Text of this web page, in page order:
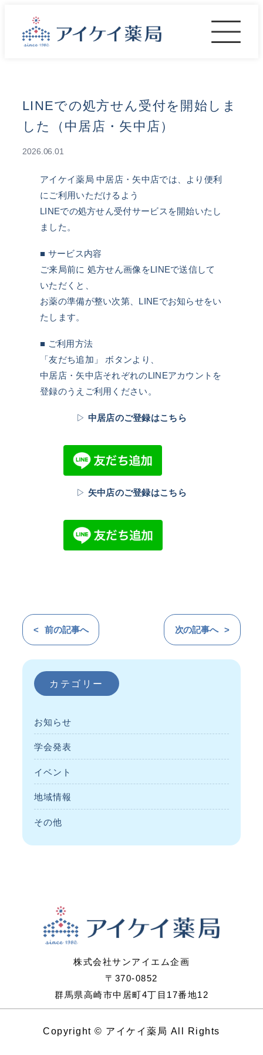
LINEでの処方せん受付を開始しま
した（中居店・矢中店）
2026.06.01
アイケイ薬局 中居店・矢中店では、より便利
にご利用いただけるよう
LINEでの処方せん受付サービスを開始いたし
ました。
■ サービス内容
ご来局前に 処方せん画像をLINEで送信して
いただくと、
お薬の準備が整い次第、LINEでお知らせをい
たします。
■ ご利用方法
「友だち追加」 ボタンより、
中居店・矢中店それぞれのLINEアカウントを
登録のうえご利用ください。
▷ 中居店のご登録はこちら
▷ 矢中店のご登録はこちら
前の記事へ 次の記事へ
カテゴリー
お知らせ
学会発表
イベント
地域情報
その他
株式会社サンアイエム企画
〒370-0852
群馬県高崎市中居町4丁目17番地12
Copyright ©︎ アイケイ薬局 All Rights